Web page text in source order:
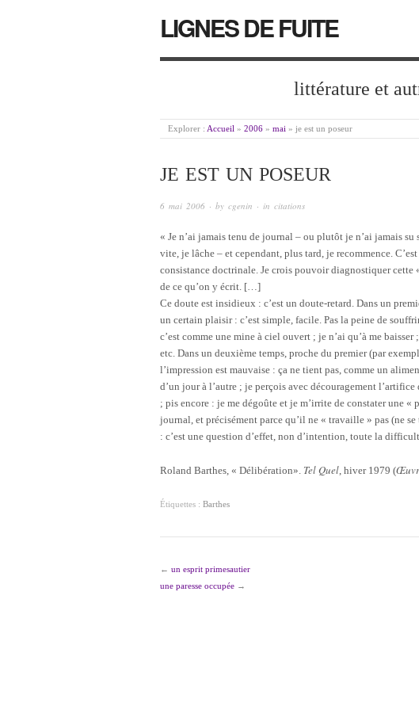
LIGNES DE FUITE
littérature et
Explorer : Accueil » 2006 » mai » je est un poseur
JE EST UN POSEUR
6 mai 2006 · by cgenin · in citations
« Je n’ai jamais tenu de journal – ou plutôt je n’ai jamais
vite, je lâche – et cependant, plus tard, je recommence.
consistance doctrinale. Je crois pouvoir diagnostiquer
de ce qu’on y écrit. […]
Ce doute est insidieux : c’est un doute-retard. Dans un
un certain plaisir : c’est simple, facile. Pas la peine de
c’est comme une mine à ciel ouvert ; je n’ai qu’à me
etc. Dans un deuxième temps, proche du premier (par
l’impression est mauvaise : ça ne tient pas, comme un
d’un jour à l’autre ; je perçois avec découragement
; pis encore : je me dégoûte et je m’irrite de constater une
journal, et précisément parce qu’il ne « travaille » pas (ne
: c’est une question d’effet, non d’intention, toute la
Roland Barthes, « Délibération». Tel Quel , hiver 1979 (
Étiquettes : Barthes
← un esprit primesautier
une paresse occupée →